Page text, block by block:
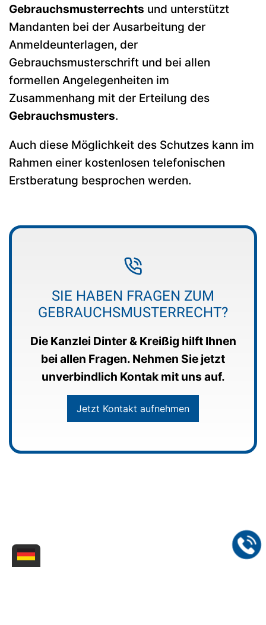
Gebrauchsmusterrechts und unterstützt
Mandanten bei der Ausarbeitung der
Anmeldeunterlagen, der
Gebrauchsmusterschrift und bei allen
formellen Angelegenheiten im
Zusammenhang mit der Erteilung des
Gebrauchsmusters.
Auch diese Möglichkeit des Schutzes kann im
Rahmen einer kostenlosen telefonischen
Erstberatung besprochen werden.
SIE HABEN FRAGEN ZUM
GEBRAUCHSMUSTERRECHT?
Die Kanzlei Dinter & Kreißig hilft Ihnen
bei allen Fragen. Nehmen Sie jetzt
unverbindlich Kontak mit uns auf.
Jetzt Kontakt aufnehmen